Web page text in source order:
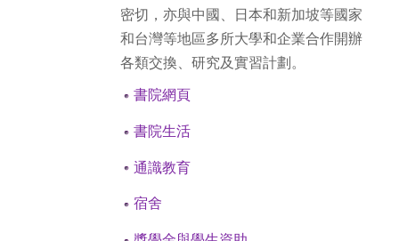
密切，亦與中國、日本和新加坡等國家
和台灣等地區多所大學和企業合作開辦
各類交換、研究及實習計劃。
書院網頁
書院生活
通識教育
宿舍